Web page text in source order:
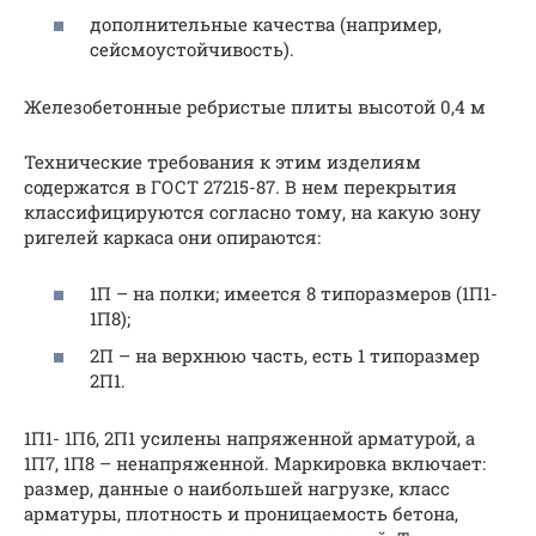
дополнительные качества (например,
сейсмоустойчивость).
Железобетонные ребристые плиты высотой 0,4 м
Технические требования к этим изделиям
содержатся в ГОСТ 27215-87. В нем перекрытия
классифицируются согласно тому, на какую зону
ригелей каркаса они опираются:
1П – на полки; имеется 8 типоразмеров (1П1-
1П8);
2П – на верхнюю часть, есть 1 типоразмер
2П1.
1П1- 1П6, 2П1 усилены напряженной арматурой, а
1П7, 1П8 – ненапряженной. Маркировка включает:
размер, данные о наибольшей нагрузке, класс
арматуры, плотность и проницаемость бетона,